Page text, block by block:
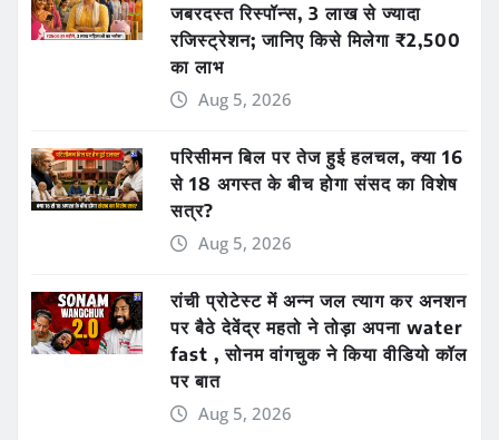
जबरदस्त रिस्पॉन्स, 3 लाख से ज्यादा
रजिस्ट्रेशन; जानिए किसे मिलेगा ₹2,500
का लाभ
Aug 5, 2026
परिसीमन बिल पर तेज हुई हलचल, क्या 16
से 18 अगस्त के बीच होगा संसद का विशेष
सत्र?
Aug 5, 2026
रांची प्रोटेस्ट में अन्न जल त्याग कर अनशन
पर बैठे देवेंद्र महतो ने तोड़ा अपना water
fast , सोनम वांगचुक ने किया वीडियो कॉल
पर बात
Aug 5, 2026